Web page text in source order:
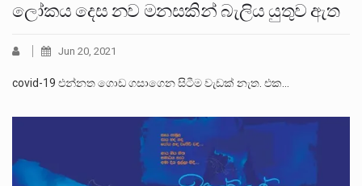
ලෝකය දෙස නව මනසකින් බැලිය යුතුව ඇත
Jun 20, 2021
covid-19 එන්නත ගොඩ ගසාගෙන සිටීම වැඩක් නැත. එක…